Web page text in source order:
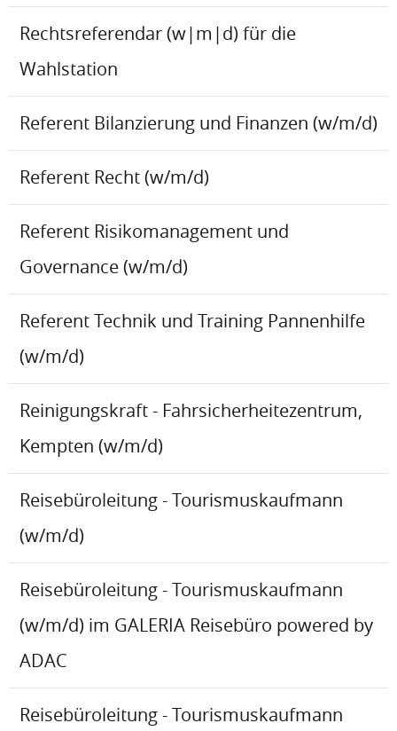
Rechtsreferendar (w|m|d) für die
Wahlstation
Referent Bilanzierung und Finanzen (w/m/d)
Referent Recht (w/m/d)
Referent Risikomanagement und
Governance (w/m/d)
Referent Technik und Training Pannenhilfe
(w/m/d)
Reinigungskraft - Fahrsicherheitezentrum,
Kempten (w/m/d)
Reisebüroleitung - Tourismuskaufmann
(w/m/d)
Reisebüroleitung - Tourismuskaufmann
(w/m/d) im GALERIA Reisebüro powered by
ADAC
Reisebüroleitung - Tourismuskaufmann